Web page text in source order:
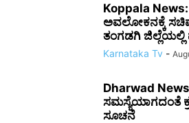
Koppala
ಅವಲೋಕನಕ್ಕೆ
ತಂಗಡಗಿ ಜಿಲ್ಲೆಯಲ್ಲಿ
Karnataka Tv -
Dharwad
ಸಮಸ್ಯೆಯಾಗದಂತೆ
ಸೂಚನೆ